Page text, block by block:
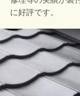
に好評です。